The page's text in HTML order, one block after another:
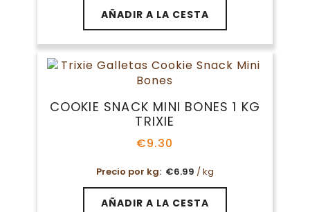
AÑADIR A LA CESTA
COOKIE SNACK MINI BONES 1 KG
TRIXIE
€9.30
Precio por kg: €6.99 / kg
AÑADIR A LA CESTA